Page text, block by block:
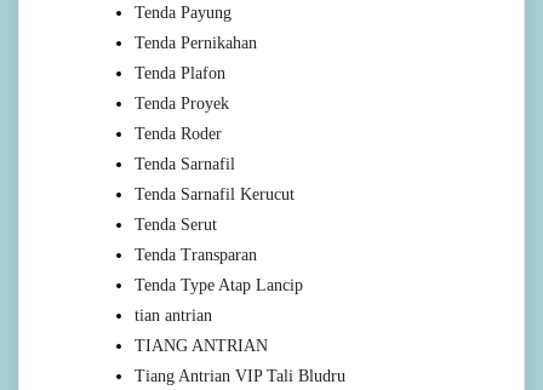
Tenda Payung
Tenda Pernikahan
Tenda Plafon
Tenda Proyek
Tenda Roder
Tenda Sarnafil
Tenda Sarnafil Kerucut
Tenda Serut
Tenda Transparan
Tenda Type Atap Lancip
tian antrian
TIANG ANTRIAN
Tiang Antrian VIP Tali Bludru